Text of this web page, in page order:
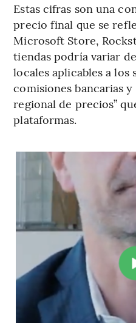
Estas cifras son una
precio final que se
Microsoft Store,
tiendas podría variar
locales aplicables a los
comisiones bancarias
regional de precios”
plataformas.